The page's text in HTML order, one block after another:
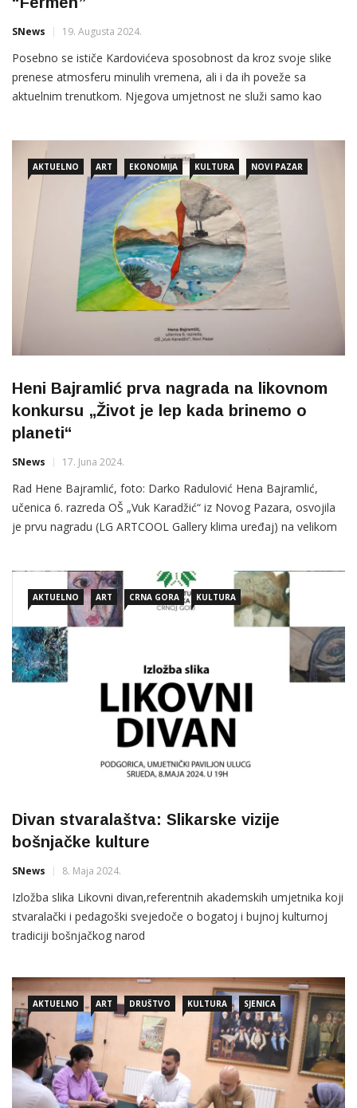
SNews 19. Augusta 2024.
Posebno se ističe Kardovićeva sposobnost da kroz svoje slike
prenese atmosferu minulih vremena, ali i da ih poveže sa
aktuelnim trenutkom. Njegova umjetnost ne služi samo kao
AKTUELNO ART EKONOMIJA KULTURA NOVI PAZAR
Heni Bajramlić prva nagrada na likovnom
konkursu „Život je lep kada brinemo o
planeti“
SNews 17. Juna 2024.
Rad Hene Bajramlić, foto: Darko Radulović Hena Bajramlić,
učenica 6. razreda OŠ „Vuk Karadžić“ iz Novog Pazara, osvojila
je prvu nagradu (LG ARTCOOL Gallery klima uređaj) na velikom
raspisalapočetkom maja uz podršku Ministarstva prosvete
Republike […]
AKTUELNO ART CRNA GORA KULTURA
Divan stvaralaštva: Slikarske vizije
bošnjačke kulture
SNews 8. Maja 2024.
Izložba slika Likovni divan,referentnih akademskih umjetnika koji
stvaralački i pedagoški svejedoče o bogatoj i bujnoj kulturnoj
tradiciji bošnjačkog narod
AKTUELNO ART DRUŠTVO KULTURA SJENICA